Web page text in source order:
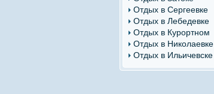
Отдых в Сергеевке
Отдых в Лебедевке
Отдых в Курортном
Отдых в Николаевке
Отдых в Ильичевске